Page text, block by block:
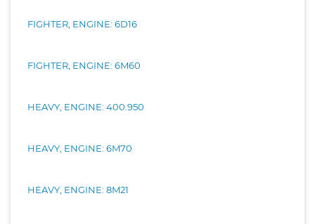
FIGHTER, ENGINE: 6D16
FIGHTER, ENGINE: 6M60
HEAVY, ENGINE: 400.950
HEAVY, ENGINE: 6M70
HEAVY, ENGINE: 8M21